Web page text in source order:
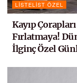
LISTELIST ÖZEL
Kayıp
Fırlatmaya!
İlginç Özel